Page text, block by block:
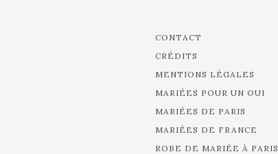
CONTACT
CRÉDITS
MENTIONS LÉGALES
MARIÉES POUR UN OUI
MARIÉES DE PARIS
MARIÉES DE FRANCE
ROBE DE MARIÉE À PARIS